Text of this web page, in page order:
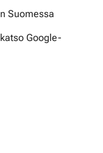
Suomessa
Google-